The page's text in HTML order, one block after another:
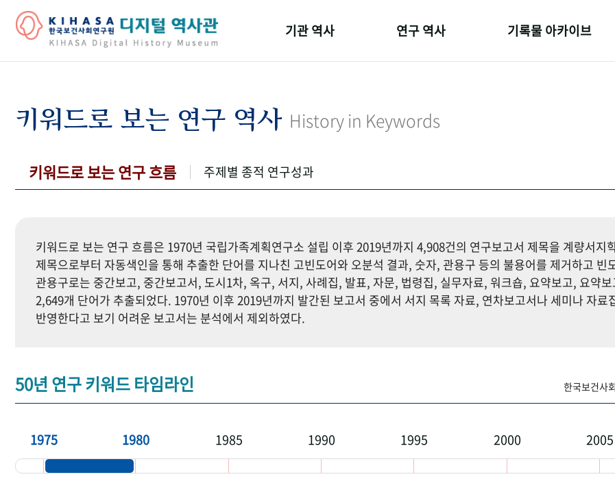
기관 역사
연구원 사람들
연구 역사
키워드로 보는 연구 역사
기록물 아카이브
키워드로 보는 연구 역사 History in Keywords
키워드로 보는 연구 흐름 주제별 종적 연구성과
키워드로 보는 연구 흐름은 1970년 국립가족계획연구소 설립 이후 2019년까지 4,908건의 연구보고서 제목을 계량서지
제목으로부터 자동색인을 통해 추출한 단어를 지나친 고빈도어와 오분석 결과, 숫자, 관용구 등의 불용어를 제거하고
관용구로는 중간보고, 중간보고서, 도시1차, 옥구, 서지, 사례집, 발표, 자문, 법령집, 실무자료, 워크숍, 요약보고, 요약
2,649개 단어가 추출되었다. 1970년 이후 2019년까지 발간된 보고서 중에서 서지 목록 자료, 연차보고서나 세미나 자
반영한다고 보기 어려운 보고서는 분석에서 제외하였다.
50년 연구 키워드 타임라인 한국보건사
1975 1980 1985 1990 1995 2000 2005